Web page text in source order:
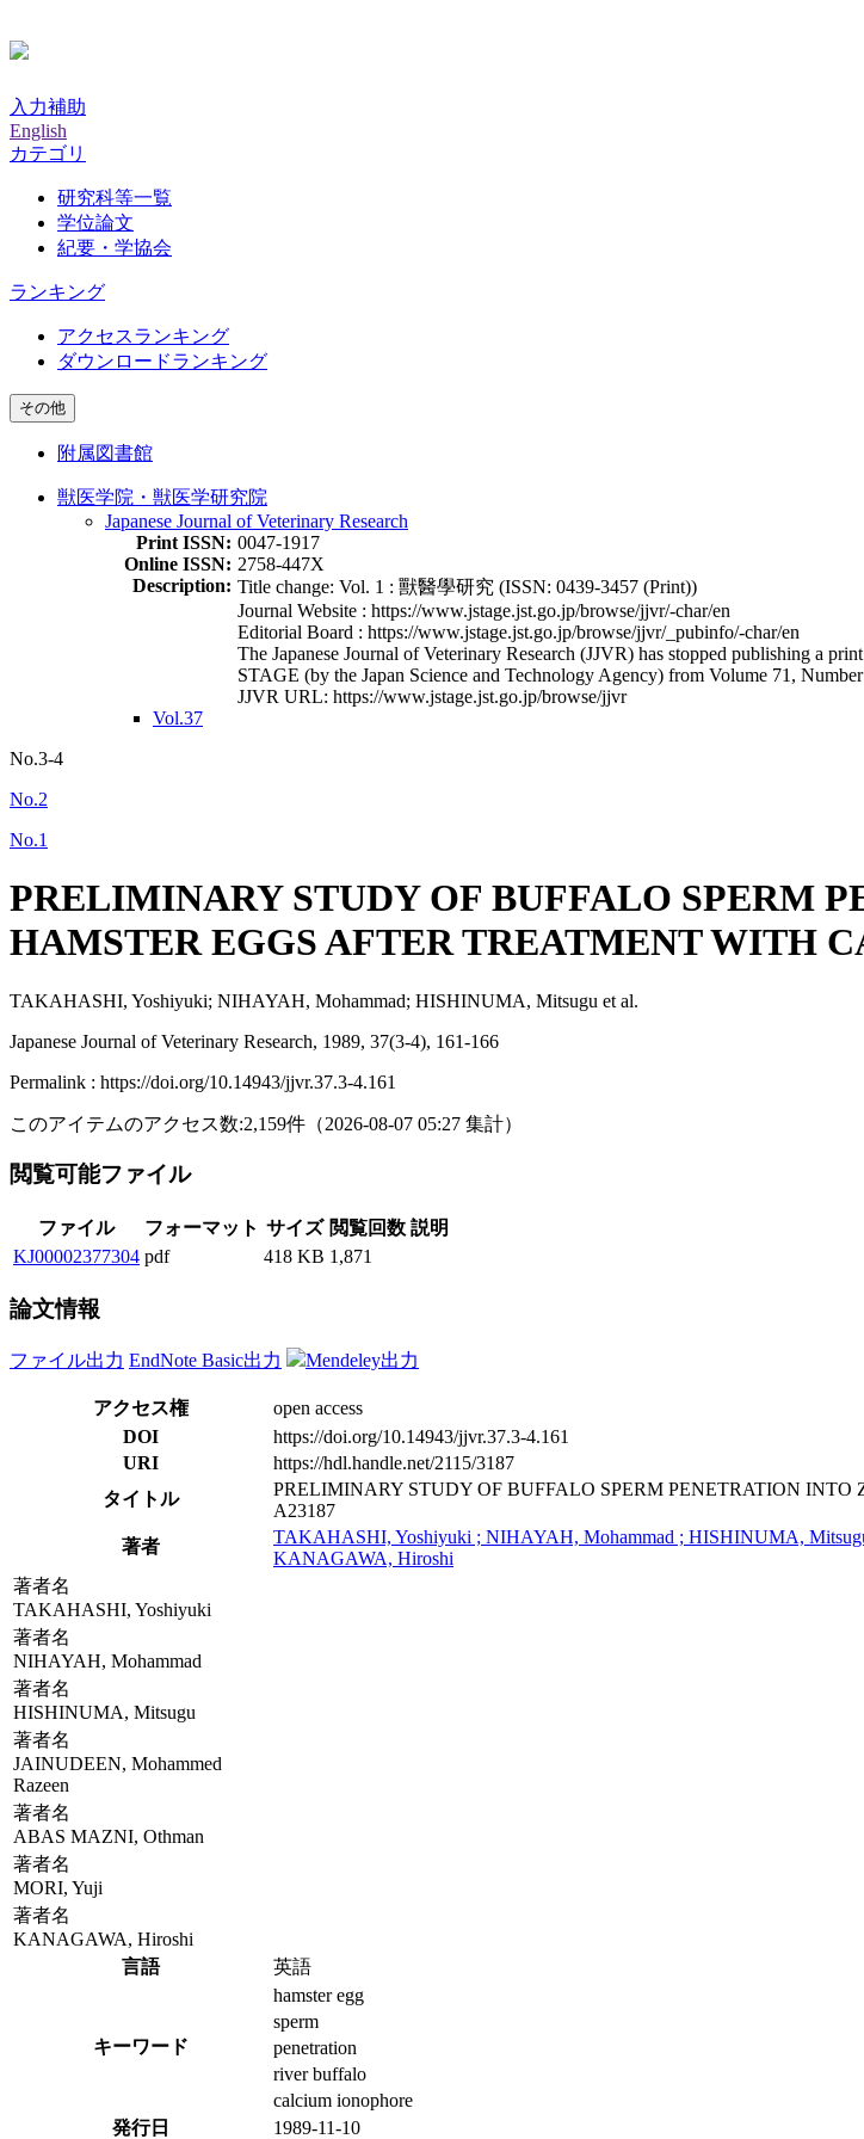
入力補助
English
カテゴリ
研究科等一覧
学位論文
紀要・学協会
ランキング
アクセスランキング
ダウンロードランキング
その他
附属図書館
獣医学院・獣医学研究院
Japanese Journal of Veterinary Research
Print ISSN: 0047-1917
Online ISSN: 2758-447X
Description: Title change: Vol. 1 : 獸醫學研究 (ISSN: 0439-3457 (Print))
Journal Website : https://www.jstage.jst.go.jp/browse/jjvr/-char/en
Editorial Board : https://www.jstage.jst.go.jp/browse/jjvr/_pubinfo/-char/en
The Japanese Journal of Veterinary Research (JJVR) has stopped publishing a
STAGE (by the Japan Science and Technology Agency) from Volume 71,
JJVR URL: https://www.jstage.jst.go.jp/browse/jjvr
Vol.37
No.3-4
No.2
No.1
PRELIMINARY STUDY OF BUFFALO SPERM
HAMSTER EGGS AFTER TREATMENT WITH
TAKAHASHI, Yoshiyuki; NIHAYAH, Mohammad; HISHINUMA, Mitsugu et al.
Japanese Journal of Veterinary Research, 1989, 37(3-4), 161-166
Permalink : https://doi.org/10.14943/jjvr.37.3-4.161
このアイテムのアクセス数:2,159件 （2026-08-07 05:27 集計）
閲覧可能ファイル
ファイル フォーマット サイズ 閲覧回数 説明
KJ00002377304 pdf 418 KB 1,871
論文情報
ファイル出力 EndNote Basic出力 Mendeley出力
アクセス権
open access
DOI
https://doi.org/10.14943/jjvr.37.3-4.161
URI
https://hdl.handle.net/2115/3187
タイトル
PRELIMINARY STUDY OF BUFFALO SPERM PENETRATION
A23187
著者
TAKAHASHI, Yoshiyuki ; NIHAYAH, Mohammad ; HISHINUMA,
KANAGAWA, Hiroshi
著者名
TAKAHASHI, Yoshiyuki
著者名
NIHAYAH, Mohammad
著者名
HISHINUMA, Mitsugu
著者名
JAINUDEEN, Mohammed
Razeen
著者名
ABAS MAZNI, Othman
著者名
MORI, Yuji
著者名
KANAGAWA, Hiroshi
言語
英語
キーワード
hamster egg
sperm
penetration
river buffalo
calcium ionophore
発行日
1989-11-10